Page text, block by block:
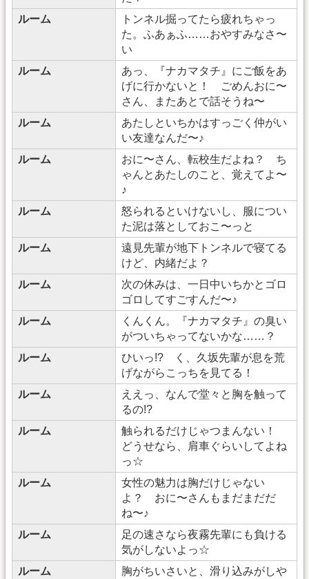
ルーム
トンネル掘ってたら疲れちゃっ
た。ふあぁふ……おやすみなさ〜
い
ルーム
あっ、『ナカマタチ』にご飯をあ
げに行かないと！ ごめんおに〜
さん、またあとで話そうね〜
ルーム
あたしといちかはすっごく仲がい
い友達なんだ〜♪
ルーム
おに〜さん、転校生だよね？ ち
ゃんとあたしのこと、覚えてよ〜
♪
ルーム
怒られるといけないし、服につい
た泥は落としておこ〜っと
ルーム
遠見先輩が地下トンネルで寝てる
けど、内緒だよ？
ルーム
次の休みは、一日中いちかとゴロ
ゴロしてすごすんだ〜♪
ルーム
くんくん。『ナカマタチ』の臭い
がついちゃってないかな……？
ルーム
ひいっ!? く、久坂先輩が息を荒
げながらこっちを見てる！
ルーム
ええっ、なんで堂々と胸を触って
るの!?
ルーム
触られるだけじゃつまんない！
どうせなら、肩車ぐらいしてよね
っ☆
ルーム
女性の魅力は胸だけじゃない
よ？ おに〜さんもまだまだだ
ね〜♪
ルーム
足の速さなら夜霧先輩にも負ける
気がしないよっ☆
ルーム
胸がちいさいと、滑り込みがしや